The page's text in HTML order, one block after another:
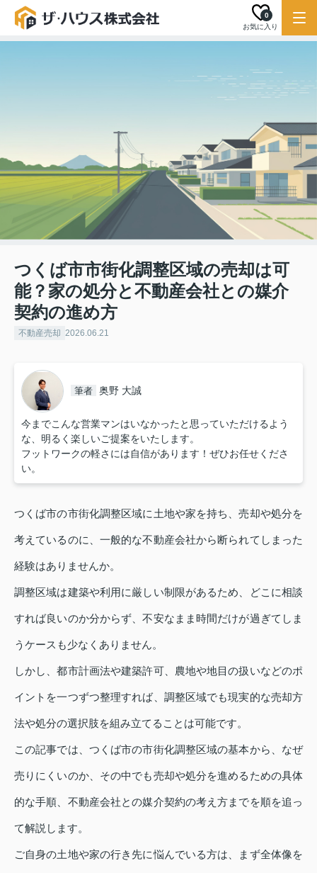
お気に入り
0
つくば市市街化調整区域の売却は可
能？家の処分と不動産会社との媒介
契約の進め方
不動産売却 2026.06.21
筆者 奥野 大誠
今までこんな営業マンはいなかったと思っていただけるよう
な、明るく楽しいご提案をいたします。
フットワークの軽さには自信があります！ぜひお任せくださ
い。
つくば市の市街化調整区域に土地や家を持ち、売却や処分を
考えているのに、一般的な不動産会社から断られてしまった
経験はありませんか。
調整区域は建築や利用に厳しい制限があるため、どこに相談
すれば良いのか分からず、不安なまま時間だけが過ぎてしま
うケースも少なくありません。
しかし、都市計画法や建築許可、農地や地目の扱いなどのポ
イントを一つずつ整理すれば、調整区域でも現実的な売却方
法や処分の選択肢を組み立てることは可能です。
この記事では、つくば市の市街化調整区域の基本から、なぜ
売りにくいのか、その中でも売却や処分を進めるための具体
的な手順、不動産会社との媒介契約の考え方までを順を追っ
て解説します。
ご自身の土地や家の行き先に悩んでいる方は、まず全体像を